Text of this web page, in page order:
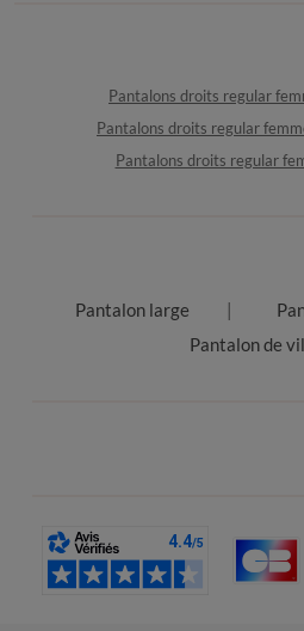
Pantalons droits regular
Pantalons droits regular
Pantalons droits regular
Pantalon large
Pantalon de